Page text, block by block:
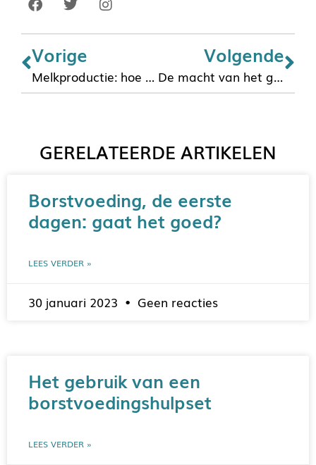
Vorige
Melkproductie: hoe werkt het?
Volgende
De macht van het geld
GERELATEERDE ARTIKELEN
Borstvoeding, de eerste
dagen: gaat het goed?
LEES VERDER »
30 januari 2023 Geen reacties
Het gebruik van een
borstvoedingshulpset
LEES VERDER »